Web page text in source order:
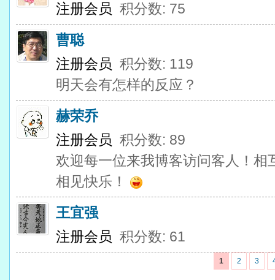
注册会员 积分数: 75
曹聪
注册会员 积分数: 119
明天会有怎样的反应？
赫荣乔
注册会员 积分数: 89
欢迎每一位来我博客访问客人！
相见快乐！
王宜强
注册会员 积分数: 61
1 2 3